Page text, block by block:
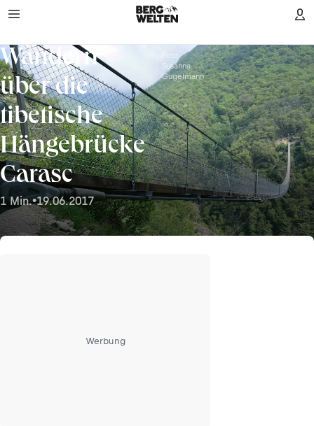
Wandern
über die
tibetische
Hängebrücke
Carasc
1 Min.•19.06.2017
Foto:
Susanna
Gugelmann
Werbung